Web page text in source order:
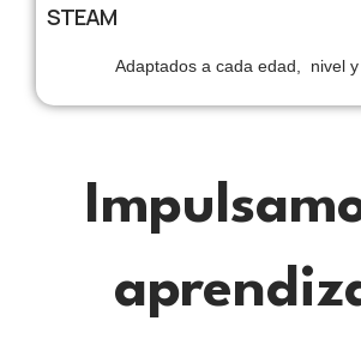
STEAM
Adaptados a cada edad, nivel